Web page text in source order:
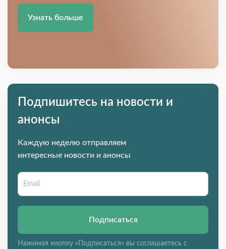
Узнать больше
Подпишитесь на новости и
анонсы
Каждую неделю отправляем
интересные новости и анонсы
Подписаться
Нажимая кнопку «Подписаться» вы соглашаетесь с